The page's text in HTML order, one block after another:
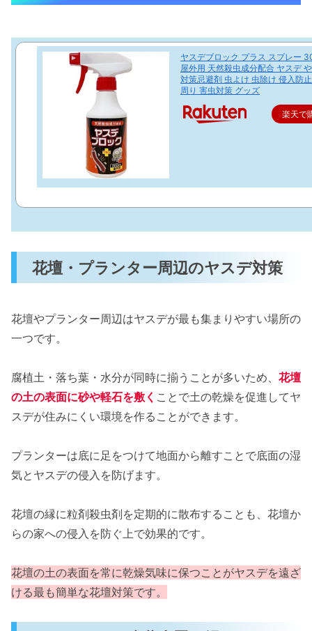
ヤスデブロック プラス スプレー
屋外用 天然殺虫成分配合 ヤスデ
対策忌避剤 虫よけ 虫除け 侵入防
周り 害虫対策 グッズ
楽天で
花壇・プランター周辺のヤスデ対策
花壇やプランター周辺はヤスデが最も集まりやすい場所の
一つです。
腐植土・落ち葉・水分が同時に揃うことが多いため、 花壇
の土の表面に砂や軽石を敷く ことで土の乾燥を促進してヤ
スデが住みにくい環境を作ることができます。
プランターは底に足をつけて地面から離すことで底面の湿
気とヤスデの侵入を防げます。
花壇の縁に粒剤殺虫剤を定期的に散布することも、花壇か
らの家への侵入を防ぐ上で効果的です。
花壇の土の表面を常に乾燥気味に保つことがヤスデを遠ざ
ける最も簡単な花壇対策です。